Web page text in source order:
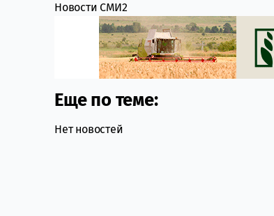
Новости СМИ2
Еще по теме:
Нет новостей